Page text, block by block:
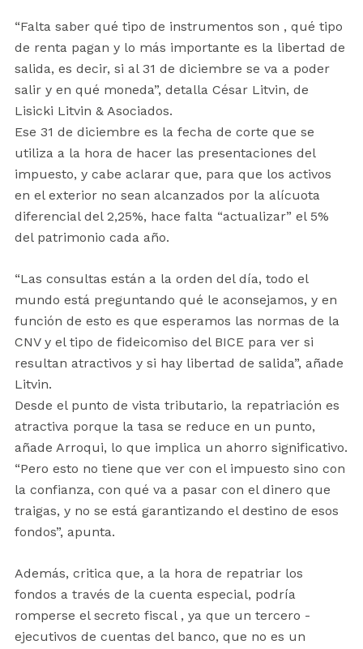
“Falta saber qué tipo de instrumentos son , qué tipo
de renta pagan y lo más importante es la libertad de
salida, es decir, si al 31 de diciembre se va a poder
salir y en qué moneda”, detalla César Litvin, de
Lisicki Litvin & Asociados.
Ese 31 de diciembre es la fecha de corte que se
utiliza a la hora de hacer las presentaciones del
impuesto, y cabe aclarar que, para que los activos
en el exterior no sean alcanzados por la alícuota
diferencial del 2,25%, hace falta “actualizar” el 5%
del patrimonio cada año.
“Las consultas están a la orden del día, todo el
mundo está preguntando qué le aconsejamos, y en
función de esto es que esperamos las normas de la
CNV y el tipo de fideicomiso del BICE para ver si
resultan atractivos y si hay libertad de salida”, añade
Litvin.
Desde el punto de vista tributario, la repatriación es
atractiva porque la tasa se reduce en un punto,
añade Arroqui, lo que implica un ahorro significativo.
“Pero esto no tiene que ver con el impuesto sino con
la confianza, con qué va a pasar con el dinero que
traigas, y no se está garantizando el destino de esos
fondos”, apunta.
Además, critica que, a la hora de repatriar los
fondos a través de la cuenta especial, podría
romperse el secreto fiscal , ya que un tercero -
ejecutivos de cuentas del banco, que no es un